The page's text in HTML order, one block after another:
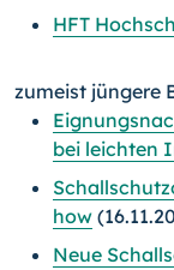
HFT
zumeist jüngere
bei leichten
how
Neue